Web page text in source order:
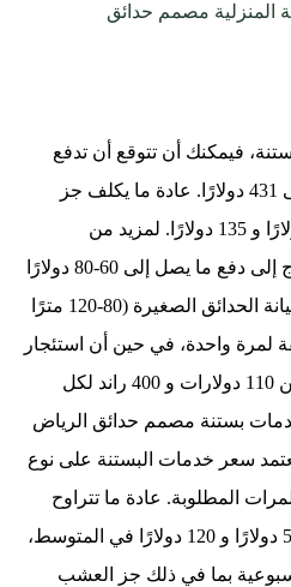
المنزلية مصمم حدائق
فيمكنك أن تتوقع أن تدفع
في أي مكان من 40 دولارًا إلى 431 دولارًا. عادة ما يكلف جز
العشب وتشذيبه ما بين 35 دولارًا و 135 دولارًا. لمزيد من
الخدمات المتخصصة، قد تحتاج إلى دفع ما يصل إلى 60-80 دولارًا
في الساعة. عادةً ما تكلف صيانة الحدائق الصغيرة (80-120 مترًا
دولارًا بتكلفة لمرة واحدة، في حين أن استئجار
بستاني محترف سيكلف ما بين 110 دولارات و 400 راند لكل
بستنة مصمم حدائق الرياض
- 50 دولارًا. يعتمد سعر خدمات البستنة على نوع
المطلوبة. عادة ما تتراوح
وظائف تنظيف الحدائق بين 50 دولارًا و 120 دولارًا في المتوسط،
بما في ذلك جز العشب